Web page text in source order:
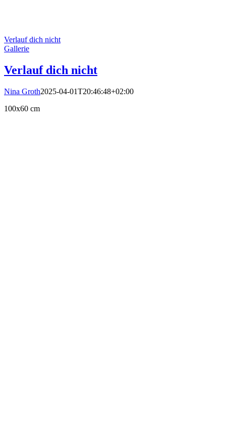
Verlauf dich nicht
Gallerie
Verlauf dich nicht
Nina Groth2025-04-01T20:46:48+02:00
100x60 cm